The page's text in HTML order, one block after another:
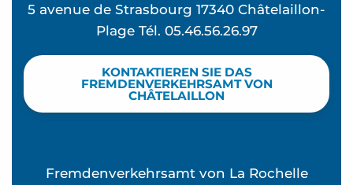
5 avenue de Strasbourg 17340 Châtelaillon-
Plage Tél. 05.46.56.26.97
KONTAKTIEREN SIE DAS
FREMDENVERKEHRSAMT VON
CHÂTELAILLON
Fremdenverkehrsamt von La Rochelle